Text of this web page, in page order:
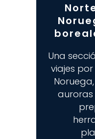
Una
viajes
auroras